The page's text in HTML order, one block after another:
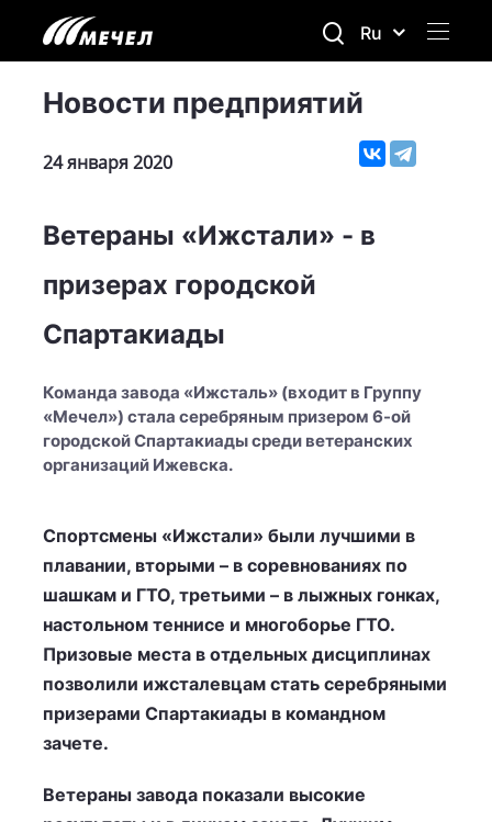
Ru
Новости предприятий
24 января 2020
Ветераны «Ижстали» - в
призерах городской
Спартакиады
Команда завода «Ижсталь» (входит в Группу
«Мечел») стала серебряным призером 6-ой
городской Спартакиады среди ветеранских
организаций Ижевска.
Спортсмены «Ижстали» были лучшими в
плавании, вторыми – в соревнованиях по
шашкам и ГТО, третьими – в лыжных гонках,
настольном теннисе и многоборье ГТО.
Призовые места в отдельных дисциплинах
позволили ижсталевцам стать серебряными
призерами Спартакиады в командном
зачете.
Ветераны завода показали высокие